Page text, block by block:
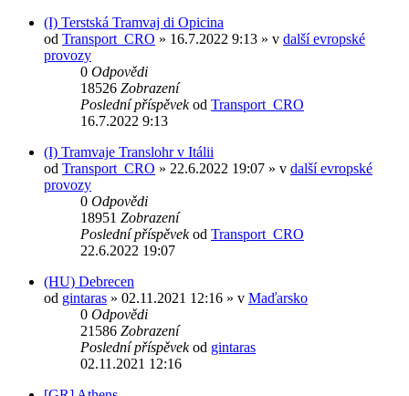
(I) Terstská Tramvaj di Opicina
od Transport_CRO » 16.7.2022 9:13 » v další evropské
provozy
0 Odpovědi
18526 Zobrazení
Poslední příspěvekod Transport_CRO
16.7.2022 9:13
(I) Tramvaje Translohr v Itálii
od Transport_CRO » 22.6.2022 19:07 » v další evropské
provozy
0 Odpovědi
18951 Zobrazení
Poslední příspěvekod Transport_CRO
22.6.2022 19:07
(HU) Debrecen
od gintaras » 02.11.2021 12:16 » v Maďarsko
0 Odpovědi
21586 Zobrazení
Poslední příspěvekod gintaras
02.11.2021 12:16